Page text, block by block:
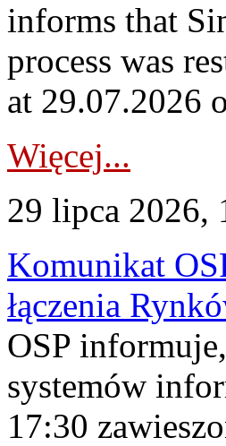
informs that
process was
at 29.07.2026
Więcej...
29 lipca 2026,
Komunikat
łączenia
OSP
systemów
17:30